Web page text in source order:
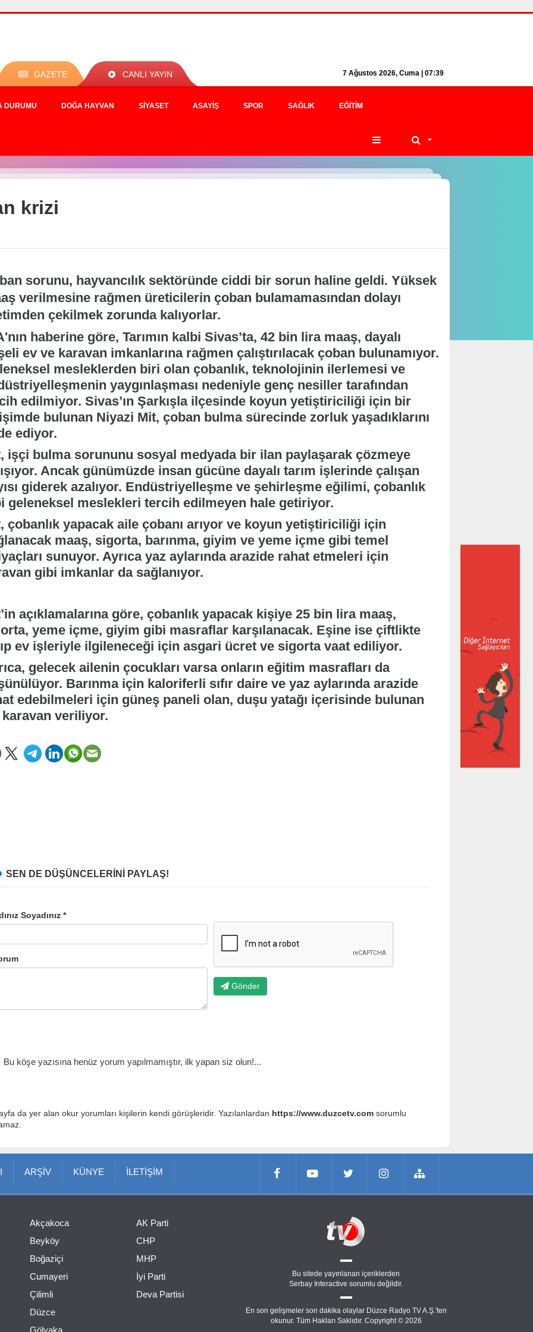
GAZETE CANLI YAYIN 7 Ağustos 2026, Cuma | 07:39
DURUMU DOĞA HAYVAN SIYASET ASAYIŞ SPOR SAĞLIK EĞITIM
krizi
sorunu, hayvancılık sektöründe ciddi bir sorun haline geldi. Yüksek
verilmesine rağmen üreticilerin çoban bulamamasından dolayı
çekilmek zorunda kalıyorlar.
haberine göre, Tarımın kalbi Sivas’ta, 42 bin lira maaş, dayalı
ev ve karavan imkanlarına rağmen çalıştırılacak çoban bulunamıyor.
mesleklerden biri olan çobanlık, teknolojinin ilerlemesi ve
yaygınlaşması nedeniyle genç nesiller tarafından
edilmiyor. Sivas’ın Şarkışla ilçesinde koyun yetiştiriciliği için bir
bulunan Niyazi Mit, çoban bulma sürecinde zorluk yaşadıklarını
ediyor.
işçi bulma sorununu sosyal medyada bir ilan paylaşarak çözmeye
Ancak günümüzde insan gücüne dayalı tarım işlerinde çalışan
giderek azalıyor. Endüstriyelleşme ve şehirleşme eğilimi, çobanlık
geleneksel meslekleri tercih edilmeyen hale getiriyor.
çobanlık yapacak aile çobanı arıyor ve koyun yetiştiriciliği için
maaş, sigorta, barınma, giyim ve yeme içme gibi temel
sunuyor. Ayrıca yaz aylarında arazide rahat etmeleri için
gibi imkanlar da sağlanıyor.
açıklamalarına göre, çobanlık yapacak kişiye 25 bin lira maaş,
yeme içme, giyim gibi masraflar karşılanacak. Eşine ise çiftlikte
ev işleriyle ilgileneceği için asgari ücret ve sigorta vaat ediliyor.
gelecek ailenin çocukları varsa onların eğitim masrafları da
Barınma için kaloriferli sıfır daire ve yaz aylarında arazide
edebilmeleri için güneş paneli olan, duşu yatağı içerisinde bulunan
veriliyor.
SEN DE DÜŞÜNCELERİNİ PAYLAŞ!
Soyadınız *
Gönder
Bu köşe yazısına henüz yorum yapılmamıştır, ilk yapan siz olun!...
da yer alan okur yorumları kişilerin kendi görüşleridir. Yazılanlardan https://www.duzcetv.comsorumlu
ARŞİV KÜNYE İLETİŞİM
Akçakoca
Beyköy
Boğaziçi
Cumayeri
Çilimli
Düzce
Gölyaka
AK Parti
CHP
MHP
İyi Parti
Deva Partisi
Bu sitede yayınlanan içeriklerden
Serbay Interactive sorumlu değildir.
En son gelişmeler son dakika olaylar Düzce Radyo TV A.Ş.'ten
okunur. Tüm Hakları Saklıdır. Copyright © 2026